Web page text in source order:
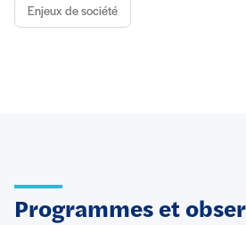
Enjeux de société
Programmes et